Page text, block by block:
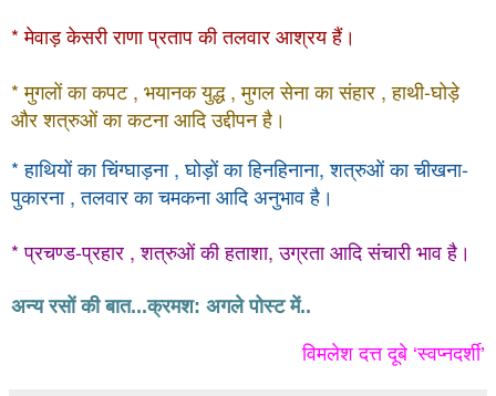
* मेवाड़ केसरी राणा प्रताप की तलवार आश्रय हैं।
* मुगलों का कपट , भयानक युद्ध , मुगल सेना का संहार , हाथी-घोड़े
और शत्रुओं का कटना आदि उद्दीपन है ।
* हाथियोंकाचिंग्घाड़ना , घोड़ोंकाहिनहिनाना, शत्रुओंकाचीखना-
पुकारना , तलवार का चमकना आदि अनुभाव है।
* प्रचण्ड-प्रहार , शत्रुओं की हताशा, उग्रता आदि संचारी भाव है।
अन्य रसों की बात...क्रमश: अगले पोस्ट में..
विमलेश दत्त दूबे ‘स्वप्नदर्शी’